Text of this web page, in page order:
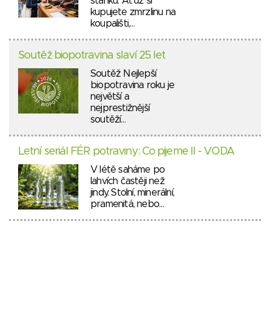
kupujete zmrzlinu na
koupališti,…
Soutěž biopotravina slaví 25 let
Soutěž Nejlepší
biopotravina roku je
největší a
nejprestižnější
soutěží…
Letní seriál FÉR potraviny: Co pijeme II - VODA
V létě saháme po
lahvích častěji než
jindy. Stolní, minerální,
pramenitá, nebo…